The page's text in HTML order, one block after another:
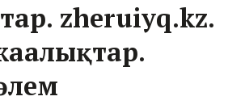
zheruiyq.kz.